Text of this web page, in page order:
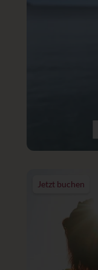
Jetzt buchen